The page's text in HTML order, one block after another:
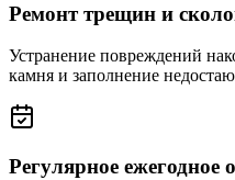
Ремонт трещин и
Устранение повреждений
камня и заполнение
Регулярное ежегодное